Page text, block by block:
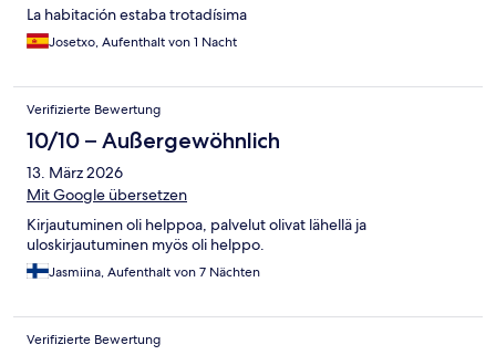
La habitación estaba trotadísima
Josetxo, Aufenthalt von 1 Nacht
Verifizierte Bewertung
10/10 – Außergewöhnlich
13. März 2026
Mit Google übersetzen
Kirjautuminen oli helppoa, palvelut olivat lähellä ja
uloskirjautuminen myös oli helppo.
Jasmiina, Aufenthalt von 7 Nächten
Verifizierte Bewertung